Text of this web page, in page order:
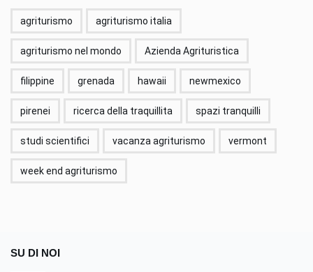
agriturismo agriturismo italia
agriturismo nel mondo Azienda Agrituristica
filippine grenada hawaii newmexico
pirenei ricerca della traquillita spazi tranquilli
studi scientifici vacanza agriturismo vermont
week end agriturismo
SU DI NOI